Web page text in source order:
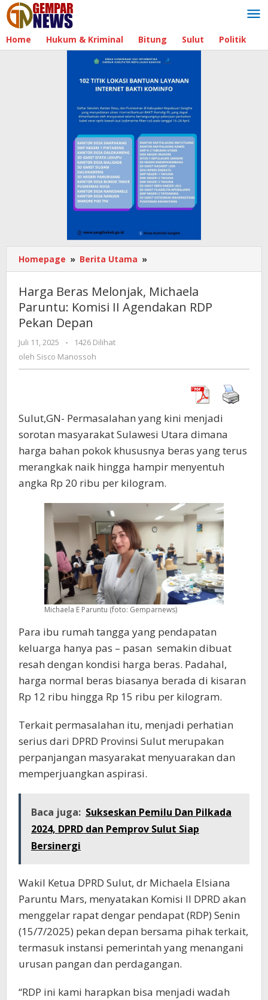
Lewati
ke
konten
Home Hukum & Kriminal Bitung Sulut Politik
Homepage » Berita Utama »
Beras
Michaela
Paruntu:
Pekan
Harga Beras Melonjak, Michaela
Paruntu: Komisi II Agendakan RDP
Pekan Depan
Juli 11, 2025
oleh
Sisco
-
1426 Dilihat
oleh Sisco Manossoh
Sulut,GN- Permasalahan yang kini menjadi
sorotan masyarakat Sulawesi Utara dimana
harga bahan pokok khususnya beras yang terus
merangkak naik hingga hampir menyentuh
angka Rp 20 ribu per kilogram.
Michaela E Paruntu (foto: Gemparnews)
Para ibu rumah tangga yang pendapatan
keluarga hanya pas – pasan semakin dibuat
resah dengan kondisi harga beras. Padahal,
harga normal beras biasanya berada di kisaran
Rp 12 ribu hingga Rp 15 ribu per kilogram.
Terkait permasalahan itu, menjadi perhatian
serius dari DPRD Provinsi Sulut merupakan
perpanjangan masyarakat menyuarakan dan
memperjuangkan aspirasi.
Baca juga: Sukseskan Pemilu Dan Pilkada
2024, DPRD dan Pemprov Sulut Siap
Bersinergi
Wakil Ketua DPRD Sulut, dr Michaela Elsiana
Paruntu Mars, menyatakan Komisi II DPRD akan
menggelar rapat dengar pendapat (RDP) Senin
(15/7/2025) pekan depan bersama pihak terkait,
termasuk instansi pemerintah yang menangani
urusan pangan dan perdagangan.
“RDP ini kami harapkan bisa menjadi wadah